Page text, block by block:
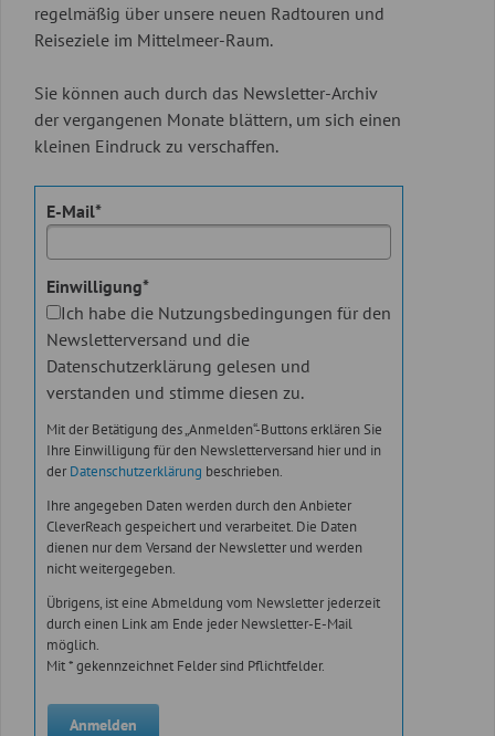
regelmäßig über unsere neuen Radtouren und
Reiseziele im Mittelmeer-Raum.
Sie können auch durch das Newsletter-Archiv
der vergangenen Monate blättern, um sich einen
kleinen Eindruck zu verschaffen.
E-Mail*
Einwilligung*
Ich habe die Nutzungsbedingungen für den
Newsletterversand und die
Datenschutzerklärung gelesen und
verstanden und stimme diesen zu.
Mit der Betätigung des „Anmelden“-Buttons erklären Sie
Ihre Einwilligung für den Newsletterversand hier und in
der Datenschutzerklärung beschrieben.
Ihre angegeben Daten werden durch den Anbieter
CleverReach gespeichert und verarbeitet. Die Daten
dienen nur dem Versand der Newsletter und werden
nicht weitergegeben.
Übrigens, ist eine Abmeldung vom Newsletter jederzeit
durch einen Link am Ende jeder Newsletter-E-Mail
möglich.
Mit * gekennzeichnet Felder sind Pflichtfelder.
Anmelden